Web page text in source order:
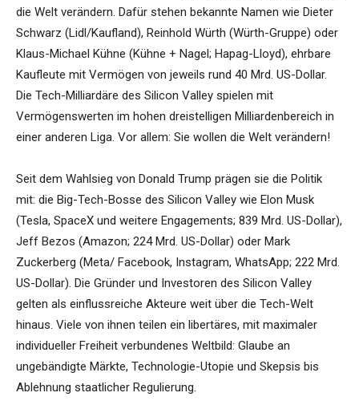
die Welt verändern. Dafür stehen bekannte Namen wie Dieter
Schwarz (Lidl/Kaufland), Reinhold Würth (Würth-Gruppe) oder
Klaus-Michael Kühne (Kühne + Nagel; Hapag-Lloyd), ehrbare
Kaufleute mit Vermögen von jeweils rund 40 Mrd. US-Dollar.
Die Tech-Milliardäre des Silicon Valley spielen mit
Vermögenswerten im hohen dreistelligen Milliardenbereich in
einer anderen Liga. Vor allem: Sie wollen die Welt verändern!
Seit dem Wahlsieg von Donald Trump prägen sie die Politik
mit: die Big-Tech-Bosse des Silicon Valley wie Elon Musk
(Tesla, SpaceX und weitere Engagements; 839 Mrd. US-Dollar),
Jeff Bezos (Amazon; 224 Mrd. US-Dollar) oder Mark
Zuckerberg (Meta/ Facebook, Instagram, WhatsApp; 222 Mrd.
US-Dollar). Die Gründer und Investoren des Silicon Valley
gelten als einflussreiche Akteure weit über die Tech-Welt
hinaus. Viele von ihnen teilen ein libertäres, mit maximaler
individueller Freiheit verbundenes Weltbild: Glaube an
ungebändigte Märkte, Technologie-Utopie und Skepsis bis
Ablehnung staatlicher Regulierung.